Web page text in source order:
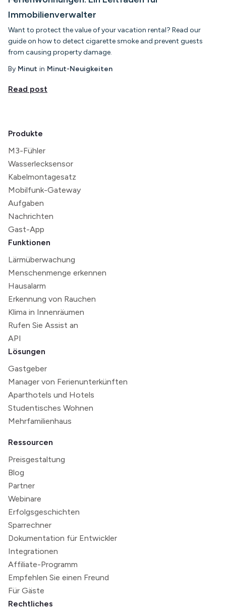
Immobilienverwalter
Want to protect the value of your vacation rental? Read our
guide on how to detect cigarette smoke and prevent guests
from causing property damage.
By Minut in Minut-Neuigkeiten
Read post
Produkte
M3-Fühler
Wasserlecksensor
Kabelmontagesatz
Mobilfunk-Gateway
Aufgaben
Nachrichten
Gast-App
Funktionen
Lärmüberwachung
Menschenmenge erkennen
Hausalarm
Erkennung von Rauchen
Klima in Innenräumen
Rufen Sie Assist an
API
Lösungen
Gastgeber
Manager von Ferienunterkünften
Aparthotels und Hotels
Studentisches Wohnen
Mehrfamilienhaus
Ressourcen
Preisgestaltung
Blog
Partner
Webinare
Erfolgsgeschichten
Sparrechner
Dokumentation für Entwickler
Integrationen
Affiliate-Programm
Empfehlen Sie einen Freund
Für Gäste
Rechtliches